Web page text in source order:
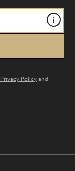
i
Privacy Policyand